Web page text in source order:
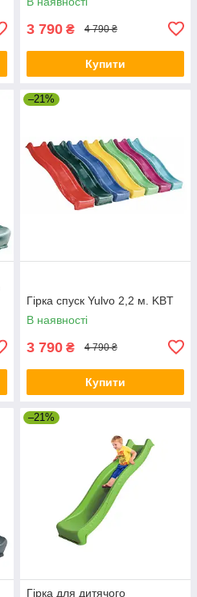
3 790 ₴ 4 790 ₴
Купити
–21%
Гірка спуск Yulvo 2,2 м. KBT
В наявності
3 790 ₴ 4 790 ₴
Купити
–21%
Гірка для дитячого